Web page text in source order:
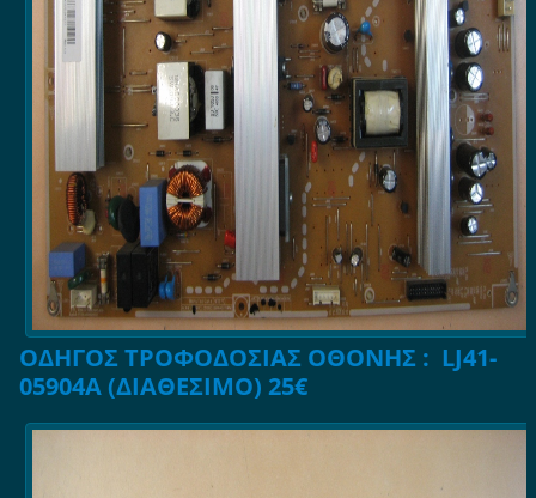
ΟΔΗΓΟΣ ΤΡΟΦΟΔΟΣΙΑΣ ΟΘΟΝΗΣ : LJ41-
05904A (ΔΙΑΘΕΣΙΜΟ) 25€